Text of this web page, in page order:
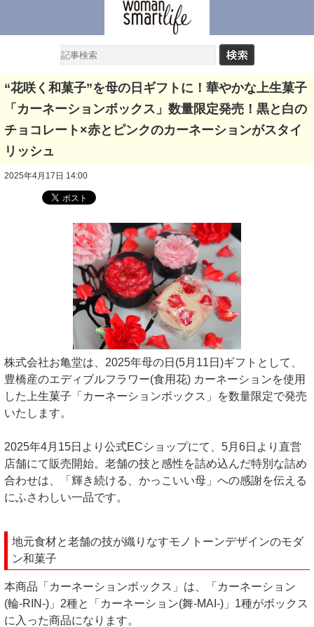
“花咲く和菓子”を母の日ギフトに！華やかな上生菓子
「カーネーションボックス」数量限定発売！黒と白の
チョコレート×赤とピンクのカーネーションがスタイ
リッシュ
2025年4月17日 14:00
株式会社お亀堂は、2025年母の日(5月11日)ギフトとして、
豊橋産のエディブルフラワー(食用花) カーネーションを使用
した上生菓子「カーネーションボックス」を数量限定で発売
いたします。
2025年4月15日より公式ECショップにて、5月6日より直営
店舗にて販売開始。老舗の技と感性を詰め込んだ特別な詰め
合わせは、「輝き続ける、かっこいい母」への感謝を伝える
にふさわしい一品です。
地元食材と老舗の技が織りなすモノトーンデザインのモダ
ン和菓子
本商品「カーネーションボックス」は、「カーネーション
(輪-RIN-)」2種と「カーネーション(舞-MAI-)」1種がボックス
に入った商品になります。